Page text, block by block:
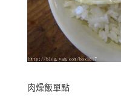
肉燥飯單點